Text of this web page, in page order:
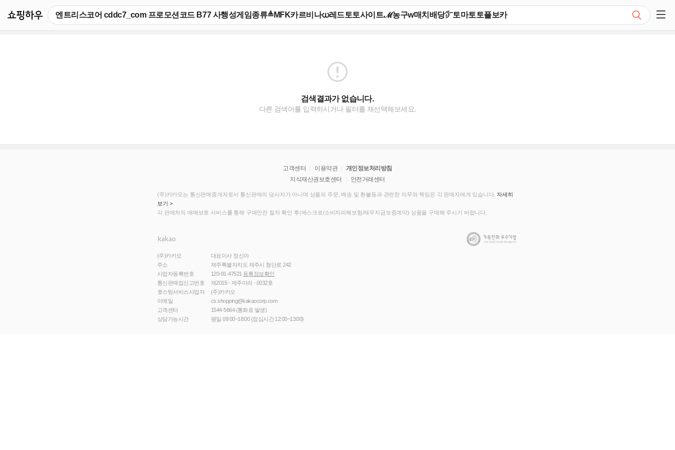
검색결과가 없습니다.
다른 검색어를 입력하시거나 필터를 재선택해보세요.
고객센터 이용약관
개인정보처리방침
지식재산권보호센터
안전거래센터
(주)카카오는 통신판매중개자로서 통신판매의 당사자가 아니며 상품의 주문, 배송 및 환불등과 관련한 의무와 책임은 각 판매자에게 있습니다. 자세히
보기 >
각 판매처의 매매보호 서비스를 통해 구매안전 절차 확인 후(에스크로/소비자피해보험/재무지금보증계약) 상품을 구매해 주시기 바랍니다.
(주)카카오
대표이사 정신아
주소
제주특별자치도 제주시 첨단로 242
사업자등록번호
120-81-47521 등록정보확인
통신판매업신고번호
제2015 - 제주아라 - 0032호
호스팅서비스사업자
(주)카카오
이메일
cs.shopping@kakaocorp.com
고객센터
1544-5664(통화료 발생)
상담가능시간
평일 09:00~18:00 (점심시간 12:00~13:00)